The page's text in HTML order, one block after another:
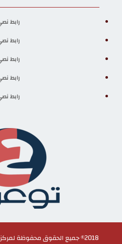
رابط
رابط
رابط
رابط
رابط
2018© جميع الحقوق محفوظة لمركز